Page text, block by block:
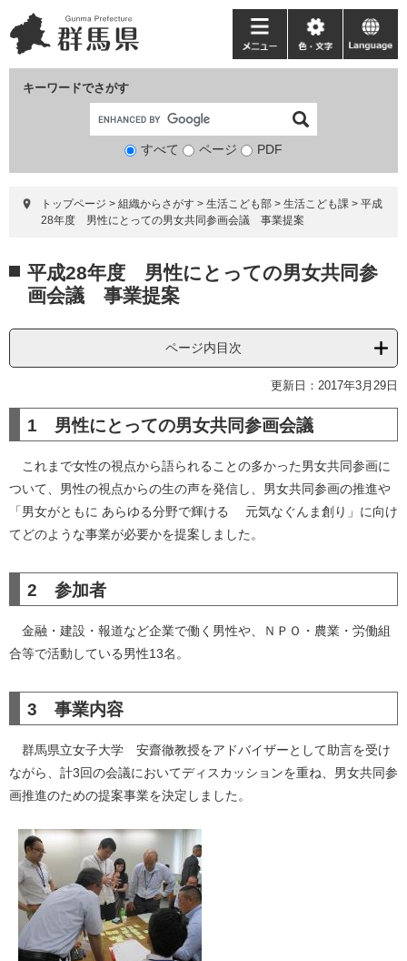
ー
ジ
ニ
ュ
て
キーワードでさがす
検
象
すべて ページ PDF
メ
ニ
ー
色・
文
language
トップページ > 組織からさがす > 生活こども部 > 生活こども課 > 平成
28年度 男性にとっての男女共同参画会議 事業提案
文 平成28年度 男性にとっての男女共同参
画会議 事業提案
ページ内目次
更新日：2017年3月29日
1 男性にとっての男女共同参画会議
これまで女性の視点から語られることの多かった男女共同参画に
ついて、男性の視点からの生の声を発信し、男女共同参画の推進や
「男女がともに あらゆる分野で輝ける 元気なぐんま創り」に向け
てどのような事業が必要かを提案しました。
2 参加者
金融・建設・報道など企業で働く男性や、ＮＰＯ・農業・労働組
合等で活動している男性13名。
3 事業内容
群馬県立女子大学 安齋徹教授をアドバイザーとして助言を受け
ながら、計3回の会議においてディスカッションを重ね、男女共同参
画推進のための提案事業を決定しました。